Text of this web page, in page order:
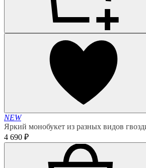
NEW
Яркий монобукет из разных видов
4 690 ₽